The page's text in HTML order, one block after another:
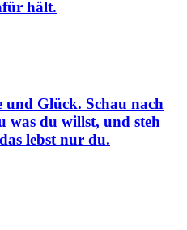
hält.
und Glück. Schau nach
was du willst, und steh
lebst nur du.